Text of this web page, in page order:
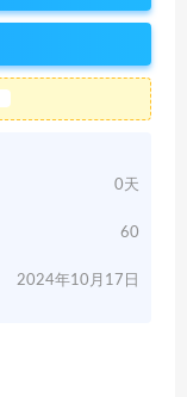
0天
60
2024年10月17日